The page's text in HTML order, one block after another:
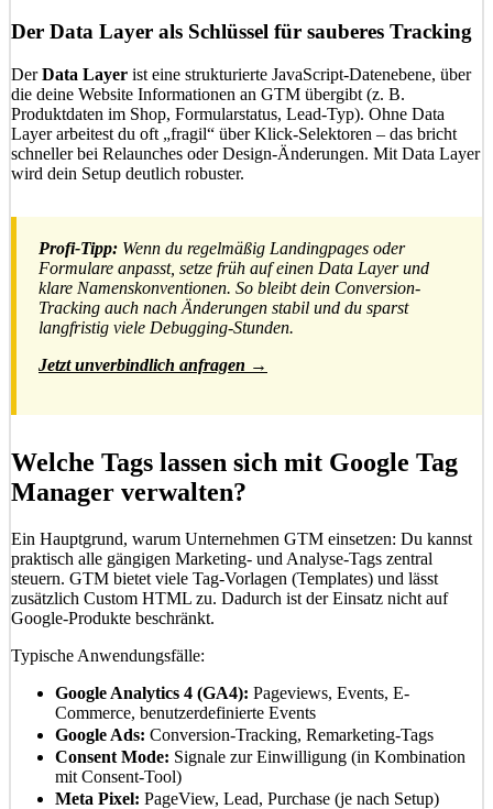
Der Data Layer als Schlüssel für sauberes Tracking
DerData Layer ist eine strukturierte JavaScript-Datenebene, über
die deine Website Informationen an GTM übergibt (z. B.
Produktdaten im Shop, Formularstatus, Lead-Typ). Ohne Data
Layer arbeitest du oft „fragil“ über Klick-Selektoren – das bricht
schneller bei Relaunches oder Design-Änderungen. Mit Data Layer
wird dein Setup deutlich robuster.
Profi-Tipp: Wenn du regelmäßig Landingpages oder
Formulare anpasst, setze früh auf einen Data Layer und
klare Namenskonventionen. So bleibt dein Conversion-
Tracking auch nach Änderungen stabil und du sparst
langfristig viele Debugging-Stunden.
Jetzt unverbindlich anfragen →
Welche Tags lassen sich mit Google Tag
Manager verwalten?
Ein Hauptgrund, warum Unternehmen GTM einsetzen: Du kannst
praktisch alle gängigen Marketing- und Analyse-Tags zentral
steuern. GTM bietet viele Tag-Vorlagen (Templates) und lässt
zusätzlich Custom HTML zu. Dadurch ist der Einsatz nicht auf
Google-Produkte beschränkt.
Typische Anwendungsfälle:
Google Analytics 4 (GA4): Pageviews, Events, E-
Commerce, benutzerdefinierte Events
Google Ads: Conversion-Tracking, Remarketing-Tags
Consent Mode: Signale zur Einwilligung (in Kombination
mit Consent-Tool)
Meta Pixel: PageView, Lead, Purchase (je nach Setup)